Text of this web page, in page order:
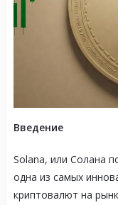
Введение
Solana, или Солана
одна из самых
криптовалют на